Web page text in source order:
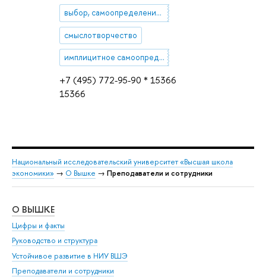
+7 (495) 772-95-90 * 15366
15366
выбор, самоопределение, субъектность
смыслотворчество
имплицитное самоопределние
Национальный исследовательский университет «Высшая школа
экономики» → О Вышке → Преподаватели и сотрудники
О ВЫШКЕ
Цифры и факты
Руководство и структура
Устойчивое развитие в НИУ ВШЭ
Преподаватели и сотрудники